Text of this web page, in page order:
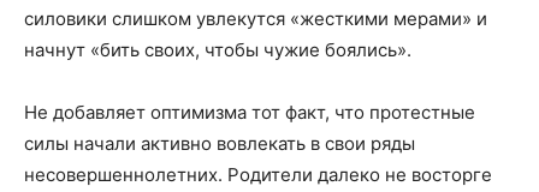
силовики слишком увлекутся «жесткими мерами» и
начнут «бить своих, чтобы чужие боялись».
Не добавляет оптимизма тот факт, что протестные
силы начали активно вовлекать в свои ряды
несовершеннолетних. Родители далеко не восторге